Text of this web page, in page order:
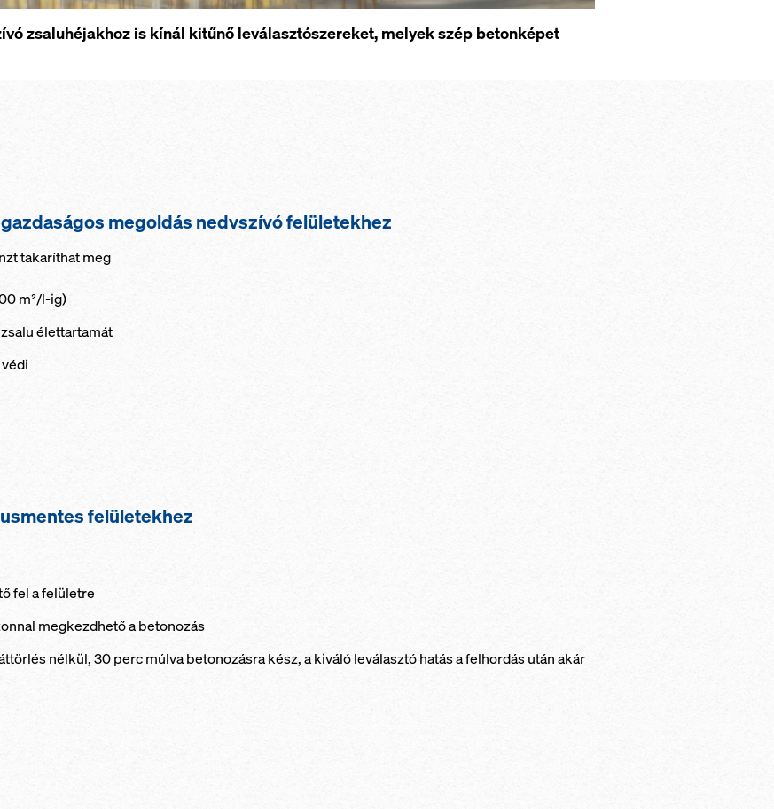
zsaluhéjakhoz is kínál kitűnő leválasztószereket, melyek szép betonképet
megoldás nedvszívó felületekhez
takaríthat meg
m²/l-ig)
élettartamát
felületekhez
fel a felületre
megkezdhető a betonozás
nélkül, 30 perc múlva betonozásra kész, a kiváló leválasztó hatás a felhordás után akár